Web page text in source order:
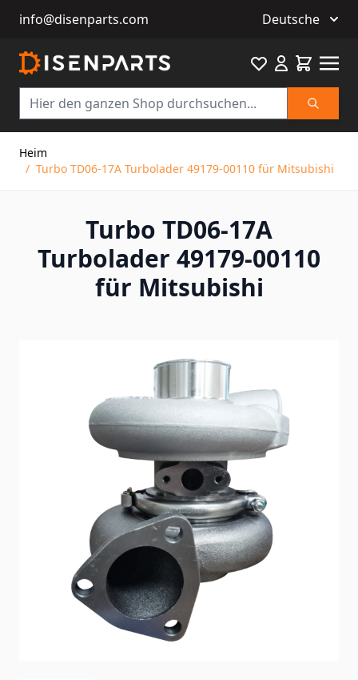
info@disenparts.com Deutsche
Suche
Favourite
Heim
/ Turbo TD06-17A Turbolader 49179-00110 für Mitsubishi
Turbo TD06-17A
Turbolader 49179-00110
für Mitsubishi